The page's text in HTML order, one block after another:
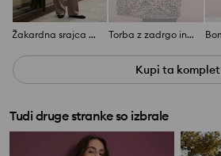
Žakardna srajca z lyocellom Torba z zadrgo in leopardjim vzorcem
Kupi ta komplet
Tudi druge stranke so izbrale